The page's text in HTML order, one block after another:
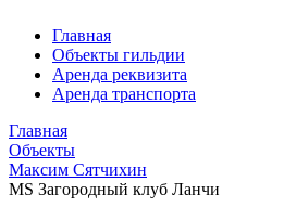
Главная
Объекты гильдии
Аренда реквизита
Аренда транспорта
Главная
Объекты
Максим Сятчихин
MS Загородный клуб Ланчи